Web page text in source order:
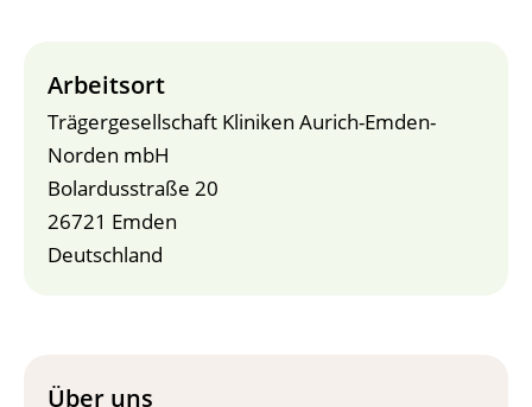
Arbeitsort
Trägergesellschaft Kliniken Aurich-Emden-
Norden mbH
Bolardusstraße 20
26721 Emden
Deutschland
Über uns